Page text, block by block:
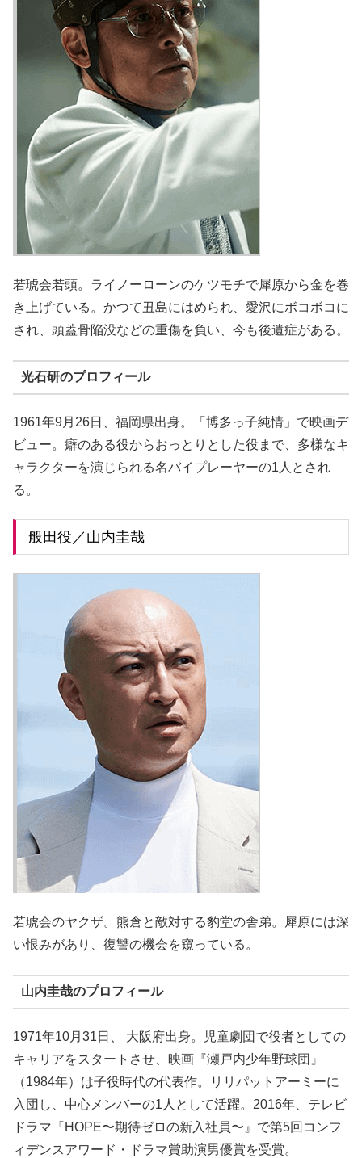
若琥会若頭。ライノーローンのケツモチで犀原から金を巻
き上げている。かつて丑島にはめられ、愛沢にボコボコに
され、頭蓋骨陥没などの重傷を負い、今も後遺症がある。
光石研のプロフィール
1961年9月26日、福岡県出身。「博多っ子純情」で映画デ
ビュー。癖のある役からおっとりとした役まで、多様なキ
ャラクターを演じられる名バイプレーヤーの1人とされ
る。
般田役／山内圭哉
若琥会のヤクザ。熊倉と敵対する豹堂の舎弟。犀原には深
い恨みがあり、復讐の機会を窺っている。
山内圭哉のプロフィール
1971年10月31日、 大阪府出身。児童劇団で役者としての
キャリアをスタートさせ、映画『瀬戸内少年野球団』
（1984年）は子役時代の代表作。リリパットアーミーに
入団し、中心メンバーの1人として活躍。2016年、テレビ
ドラマ『HOPE〜期待ゼロの新入社員〜』で第5回コンフ
ィデンスアワード・ドラマ賞助演男優賞を受賞。